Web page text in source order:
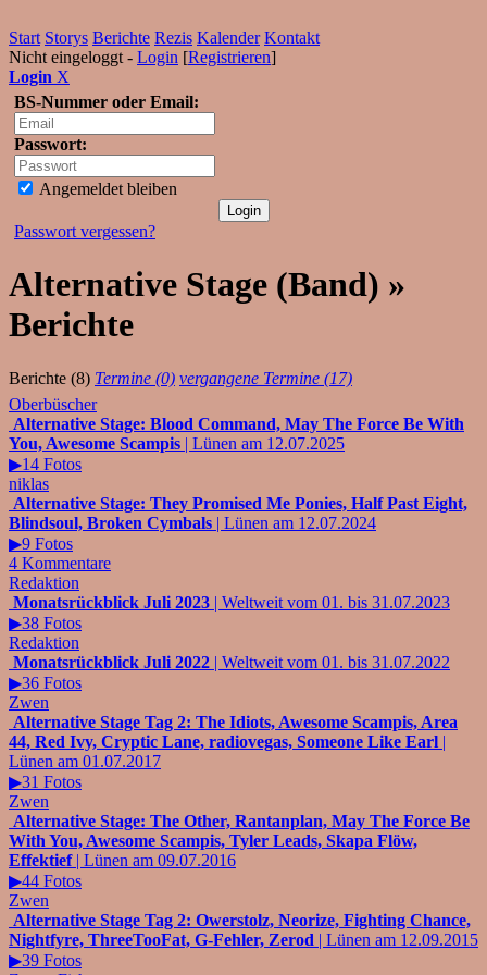
Start Storys Berichte Rezis Kalender Kontakt
Nicht eingeloggt - Login [Registrieren]
Login X
BS-Nummer oder Email:
Passwort:
Angemeldet bleiben
Passwort vergessen?
Alternative Stage (Band) »
Berichte
Berichte (8) Termine (0) vergangene Termine (17)
Oberbüscher
Alternative Stage: Blood Command, May The Force Be With
You, Awesome Scampis | Lünen am 12.07.2025
▶14 Fotos
niklas
Alternative Stage: They Promised Me Ponies, Half Past Eight,
Blindsoul, Broken Cymbals | Lünen am 12.07.2024
▶9 Fotos
4 Kommentare
Redaktion
Monatsrückblick Juli 2023 | Weltweit vom 01. bis 31.07.2023
▶38 Fotos
Redaktion
Monatsrückblick Juli 2022 | Weltweit vom 01. bis 31.07.2022
▶36 Fotos
Zwen
Alternative Stage Tag 2: The Idiots, Awesome Scampis, Area
44, Red Ivy, Cryptic Lane, radiovegas, Someone Like Earl |
Lünen am 01.07.2017
▶31 Fotos
Zwen
Alternative Stage: The Other, Rantanplan, May The Force Be
With You, Awesome Scampis, Tyler Leads, Skapa Flöw,
Effektief| Lünen am 09.07.2016
▶44 Fotos
Zwen
Alternative Stage Tag 2: Owerstolz, Neorize, Fighting Chance,
Nightfyre, ThreeTooFat, G-Fehler, Zerod | Lünen am 12.09.2015
▶39 Fotos